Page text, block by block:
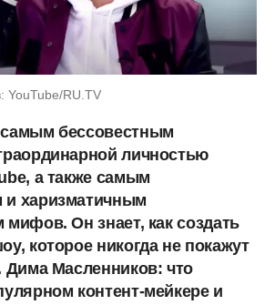
YouTube/RU.TV
бессовестным
личностью
а также самым
и харизматичным
мифов. Он знает, как создать
которое никогда не покажут
Дима Масленников: что
контент-мейкере и